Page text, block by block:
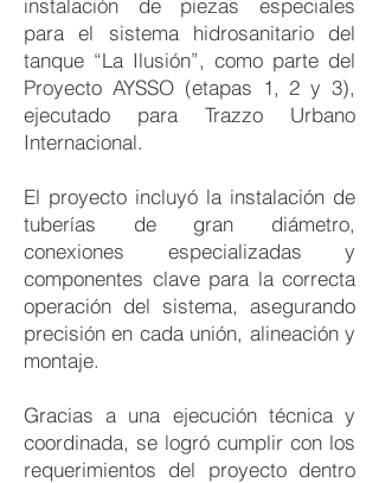
instalación de piezas especiales
para el sistema hidrosanitario del
tanque “La Ilusión”, como parte del
Proyecto AYSSO (etapas 1, 2 y 3),
ejecutado para Trazzo Urbano
Internacional.
El proyecto incluyó la instalación de
tuberías de gran diámetro,
conexiones especializadas y
componentes clave para la correcta
operación del sistema, asegurando
precisión en cada unión, alineación y
montaje.
Gracias a una ejecución técnica y
coordinada, se logró cumplir con los
requerimientos del proyecto dentro